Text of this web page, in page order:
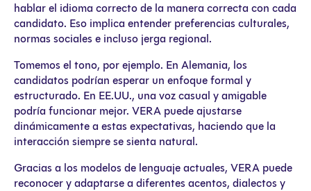
hablar el idioma correcto de la manera correcta con cada
candidato. Eso implica entender preferencias culturales,
normas sociales e incluso jerga regional.
Tomemos el tono, por ejemplo. En Alemania, los
candidatos podrían esperar un enfoque formal y
estructurado. En EE.UU., una voz casual y amigable
podría funcionar mejor. VERA puede ajustarse
dinámicamente a estas expectativas, haciendo que la
interacción siempre se sienta natural.
Gracias a los modelos de lenguaje actuales, VERA puede
reconocer y adaptarse a diferentes acentos, dialectos y